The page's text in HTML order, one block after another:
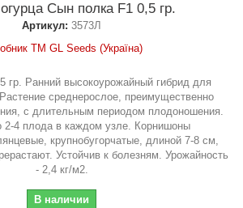
Сын полка F1 0,5 гр.
Артикул: 3573Л
ТМ GL Seeds (Україна)
гр. Ранний высокоурожайный гибрид для
Растение среднерослое, преимущественно
с длительным периодом плодоношения.
2-4 плода в каждом узле. Корнишоны
крупнобугорчатые, длиной 7-8 см,
Устойчив к болезням. Урожайность
- 2,4 кг/м2.
В наличии